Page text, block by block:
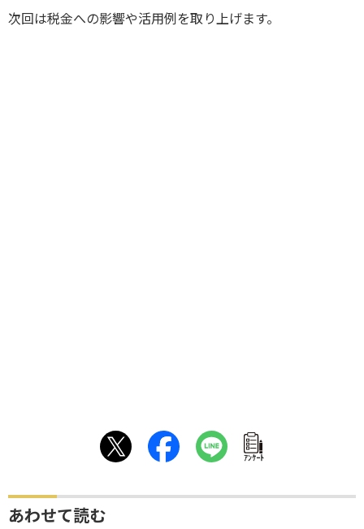
次回は税金への影響や活用例を取り上げます。
ｱﾝｹｰﾄ
あわせて読む